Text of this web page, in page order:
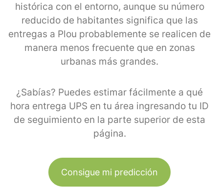
histórica con el entorno, aunque su número
reducido de habitantes significa que las
entregas a Plou probablemente se realicen de
manera menos frecuente que en zonas
urbanas más grandes.
¿Sabías? Puedes estimar fácilmente a qué
hora entrega UPS en tu área ingresando tu ID
de seguimiento en la parte superior de esta
página.
Consigue mi predicción